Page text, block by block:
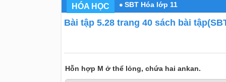
HÓA HỌC SBT Hóa lớp 11
Bài tập 5.28 trang 40 sách bài
Hỗn hợp M ở thể lỏng, chứa hai ankan.